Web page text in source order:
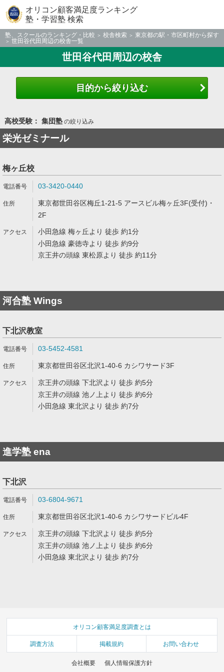
オリコン顧客満足度ランキング
塾・学習塾 検索
塾、スクールのランキング・比較 校舎検索
東京都の駅・市区町村から探す
世田谷代田周辺の校舎一覧
世田谷代田周辺の校舎
目的から絞り込む
高校受験： 集団塾の絞り込み
栄光ゼミナール
梅ヶ丘校
03-3420-0440
東京都世田谷区梅丘1-21-5 アースビル梅ヶ丘3F(受付)・
2F
小田急線 梅ヶ丘より 徒歩 約1分
小田急線 豪徳寺より 徒歩 約9分
京王井の頭線 東松原より 徒歩 約11分
河合塾 Wings
下北沢教室
03-5452-4581
東京都世田谷区北沢1-40-6 カシワサード3F
京王井の頭線 下北沢より 徒歩 約5分
京王井の頭線 池ノ上より 徒歩 約6分
小田急線 東北沢より 徒歩 約7分
進学塾 ena
下北沢
03-6804-9671
東京都世田谷区北沢1-40-6 カシワサードビル4F
京王井の頭線 下北沢より 徒歩 約5分
京王井の頭線 池ノ上より 徒歩 約6分
小田急線 東北沢より 徒歩 約7分
オリコン顧客満足度調査とは
調査方法 掲載規約 お問い合わせ
会社概要 個人情報保護方針